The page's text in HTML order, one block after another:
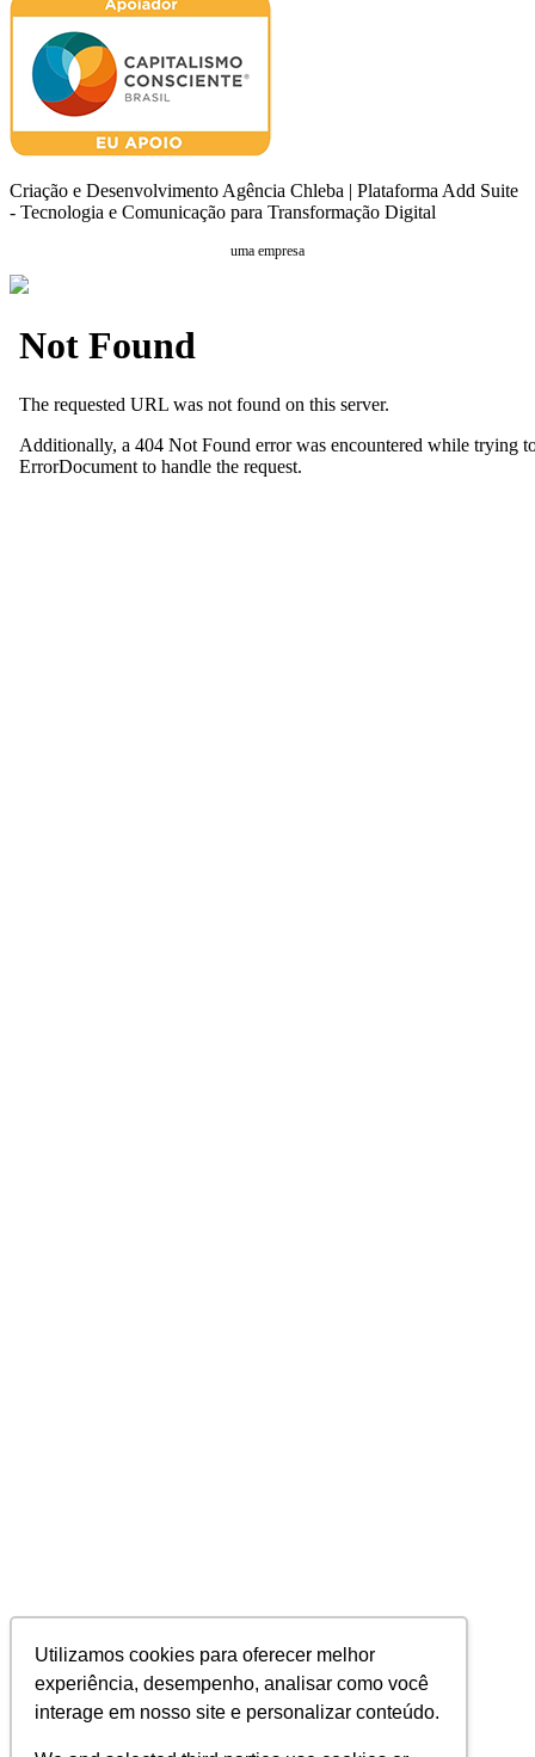
Utilizamos cookies para oferecer melhor
experiência, desempenho, analisar como você
interage em nosso site e personalizar conteúdo.
Criação e Desenvolvimento Agência Chleba | Plataforma Add Suite
- Tecnologia e Comunicação para Transformação Digital
uma empresa